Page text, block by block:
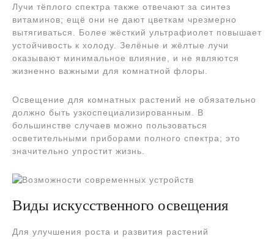
Лучи тёплого спектра также отвечают за синтез
витаминов; ещё они не дают цветкам чрезмерно
вытягиваться. Более жёсткий ультрафиолет повышает
устойчивость к холоду. Зелёные и жёлтые лучи
оказывают минимальное влияние, и не являются
жизненно важными для комнатной флоры.
Освещение для комнатных растений не обязательно
должно быть узкоспециализированным. В
большинстве случаев можно пользоваться
осветительными приборами полного спектра; это
значительно упростит жизнь.
Виды искусственного освещения
Для улучшения роста и развития растений